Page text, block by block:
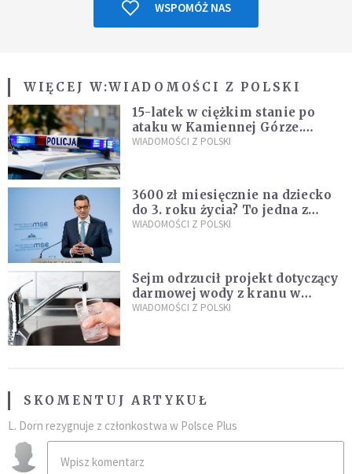
WSPOMÓŻ NAS
WIĘCEJ W:WIADOMOŚCI Z POLSKI
15-latek w ciężkim stanie po
ataku w Kamiennej Górze.
Policja zatrzymała dwóch
WIADOMOŚCI Z POLSKI
3600 zł miesięcznie na dziecko
do 3. roku życia? To jedna z
propozycji programu "Rozwój
WIADOMOŚCI Z POLSKI
Sejm odrzucił projekt dotyczący
darmowej wody z kranu w
restauracjach
WIADOMOŚCI Z POLSKI
SKOMENTUJ ARTYKUŁ
L. Dorn rezygnuje z członkostwa w Polsce Plus